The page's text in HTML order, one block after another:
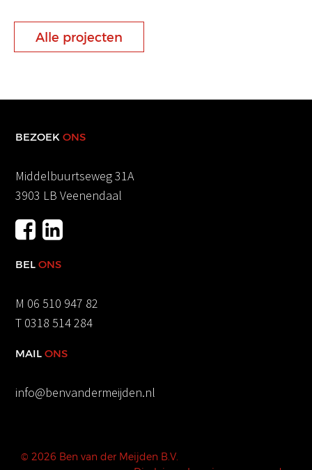
Alle projecten
BEZOEKONS
Middelbuurtseweg 31A
3903 LB Veenendaal
BELONS
M 06 510 947 82
T 0318 514 284
MAILONS
info@benvandermeijden.nl
© 2026 Ben van der Meijden B.V.